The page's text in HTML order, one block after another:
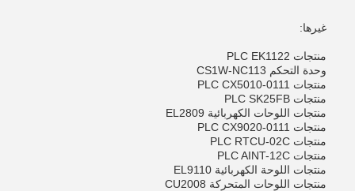
غيرها:
منتجات PLC EK1122
وحدة التحكم CS1W-NC113
منتجات PLC CX5010-0111
منتجات PLC SK25FB
منتجات اللوحات الكهربائية EL2809
منتجات PLC CX9020-0111
منتجات PLC RTCU-02C
منتجات PLC AINT-12C
منتجات اللوحة الكهربائية EL9110
منتجات اللوحات المتحركة CU2008